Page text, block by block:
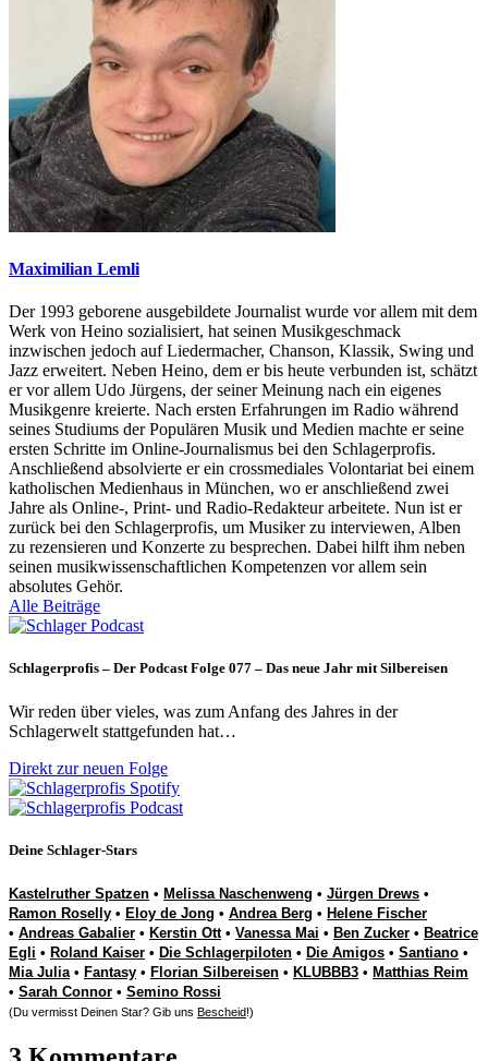
Maximilian Lemli
Der 1993 geborene ausgebildete Journalist wurde vor allem mit dem
Werk von Heino sozialisiert, hat seinen Musikgeschmack
inzwischen jedoch auf Liedermacher, Chanson, Klassik, Swing und
Jazz erweitert. Neben Heino, dem er bis heute verbunden ist, schätzt
er vor allem Udo Jürgens, der seiner Meinung nach ein eigenes
Musikgenre kreierte. Nach ersten Erfahrungen im Radio während
seines Studiums der Populären Musik und Medien machte er seine
ersten Schritte im Online-Journalismus bei den Schlagerprofis.
Anschließend absolvierte er ein crossmediales Volontariat bei einem
katholischen Medienhaus in München, wo er anschließend zwei
Jahre als Online-, Print- und Radio-Redakteur arbeitete. Nun ist er
zurück bei den Schlagerprofis, um Musiker zu interviewen, Alben
zu rezensieren und Konzerte zu besprechen. Dabei hilft ihm neben
seinen musikwissenschaftlichen Kompetenzen vor allem sein
absolutes Gehör.
Alle Beiträge
Schlagerprofis – Der Podcast Folge 077 – Das neue Jahr mit Silbereisen
Wir reden über vieles, was zum Anfang des Jahres in der
Schlagerwelt stattgefunden hat…
Direkt zur neuen Folge
Deine Schlager-Stars
Kastelruther Spatzen • Melissa Naschenweng • Jürgen Drews •
Ramon Roselly • Eloy de Jong • Andrea Berg • Helene Fischer
• Andreas Gabalier • Kerstin Ott• Vanessa Mai • Ben Zucker • Beatrice
Egli • Roland Kaiser • Die Schlagerpiloten • Die Amigos • Santiano •
Mia Julia • Fantasy • Florian Silbereisen • KLUBBB3 • Matthias Reim
• Sarah Connor • Semino Rossi
(Du vermisst Deinen Star? Gib uns Bescheid!)